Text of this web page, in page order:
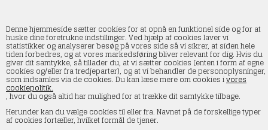
Denne hjemmeside sætter cookies for at opnå en funktionel side og for at
huske dine foretrukne indstillinger. Ved hjælp af cookies laver vi
statistikker og analyserer besøg på vores side så vi sikrer, at siden hele
tiden forbedres, og at vores markedsføring bliver relevant for dig. Hvis du
giver dit samtykke, så tillader du, at vi sætter cookies (enten i form af egne
cookies og/eller fra tredjeparter), og at vi behandler de personoplysninger,
som indsamles via de cookies. Du kan læse mere om cookies ivores
cookiepolitik.
, hvor du også altid har mulighed for at trække dit samtykke tilbage.
Herunder kan du vælge cookies til eller fra. Navnet på de forskellige typer
af cookies fortæller, hvilket formål de tjener.
Noch 26826 Grantræer, lyse, 5-14 cm høje,
50 stk, H0-TT
Forside»Landskab»Noch»Grantræer